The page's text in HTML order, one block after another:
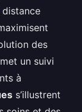
des
un suivi
à
s’illustrent